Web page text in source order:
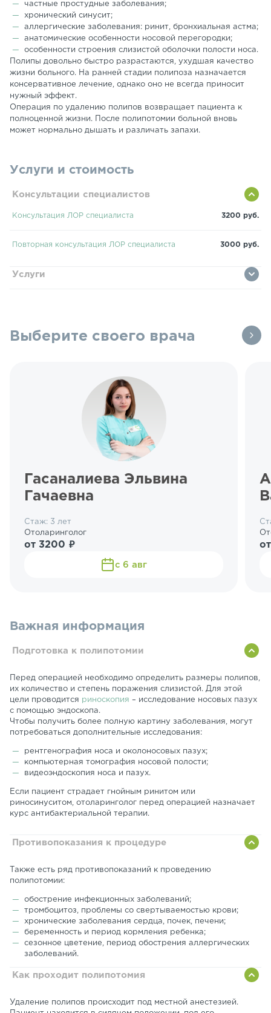
частные простудные заболевания;
хронический синусит;
аллергические заболевания: ринит, бронхиальная астма;
анатомические особенности носовой перегородки;
особенности строения слизистой оболочки полости носа.
Полипы довольно быстро разрастаются, ухудшая качество
жизни больного. На ранней стадии полипоза назначается
консервативное лечение, однако оно не всегда приносит
нужный эффект.
Операция по удалению полипов возвращает пациента к
полноценной жизни. После полипотомии больной вновь
может нормально дышать и различать запахи.
Услуги и стоимость
Консультации специалистов
Консультация ЛОР специалиста 3200 руб.
Повторная консультация ЛОР специалиста 3000 руб.
Услуги
Выберите своего врача
Гасаналиева Эльвина
Гачаевна
Стаж: 3 лет
Отоларинголог
от 3200 ₽
с 6 авг
Важная информация
Подготовка к полипотомии
Перед операцией необходимо определить размеры полипов,
их количество и степень поражения слизистой. Для этой
цели проводится риноскопия – исследование носовых пазух
с помощью эндоскопа.
Чтобы получить более полную картину заболевания, могут
потребоваться дополнительные исследования:
рентгенография носа и околоносовых пазух;
компьютерная томография носовой полости;
видеоэндоскопия носа и пазух.
Если пациент страдает гнойным ринитом или
риносинуситом, отоларинголог перед операцией назначает
курс антибактериальной терапии.
Противопоказания к процедуре
Также есть ряд противопоказаний к проведению
полипотомии:
обострение инфекционных заболеваний;
тромбоцитоз, проблемы со свертываемостью крови;
хронические заболевания сердца, почек, печени;
беременность и период кормления ребенка;
сезонное цветение, период обострения аллергических
заболеваний.
Как проходит полипотомия
Удаление полипов происходит под местной анестезией.